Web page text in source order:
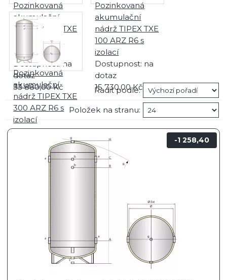
Pozinkovaná
akumulační
nádrž TIPEX TXE
500 ARZ R6 s
izolací
Dostupnost: na
dotaz
33 880,00Kč
Pozinkovaná
akumulační
nádrž TIPEX TXE
100 ARZ R6 s
izolací
Dostupnost: na
dotaz
15 730,00Kč
Pozinkovaná
akumulační
nádrž TIPEX TXE
300 ARZ R6 s
izolací
Dostupnost:na
24 200,00Kč
Řadit podle:
Položek na stranu:
1 258,40